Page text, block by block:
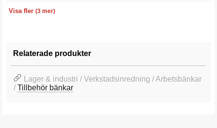
Visa fler (3 mer)
Relaterade produkter
Lager & industri / Verkstadsinredning / Arbetsbänkar
/Tillbehör bänkar